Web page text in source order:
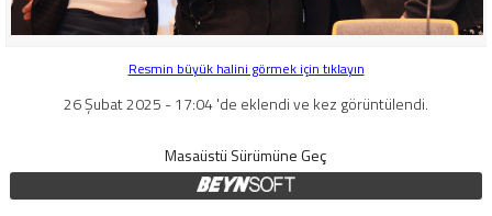
Resmin büyük halini görmek için tıklayın
26 Şubat 2025 - 17:04 'de eklendi ve kez görüntülendi.
Masaüstü Sürümüne Geç